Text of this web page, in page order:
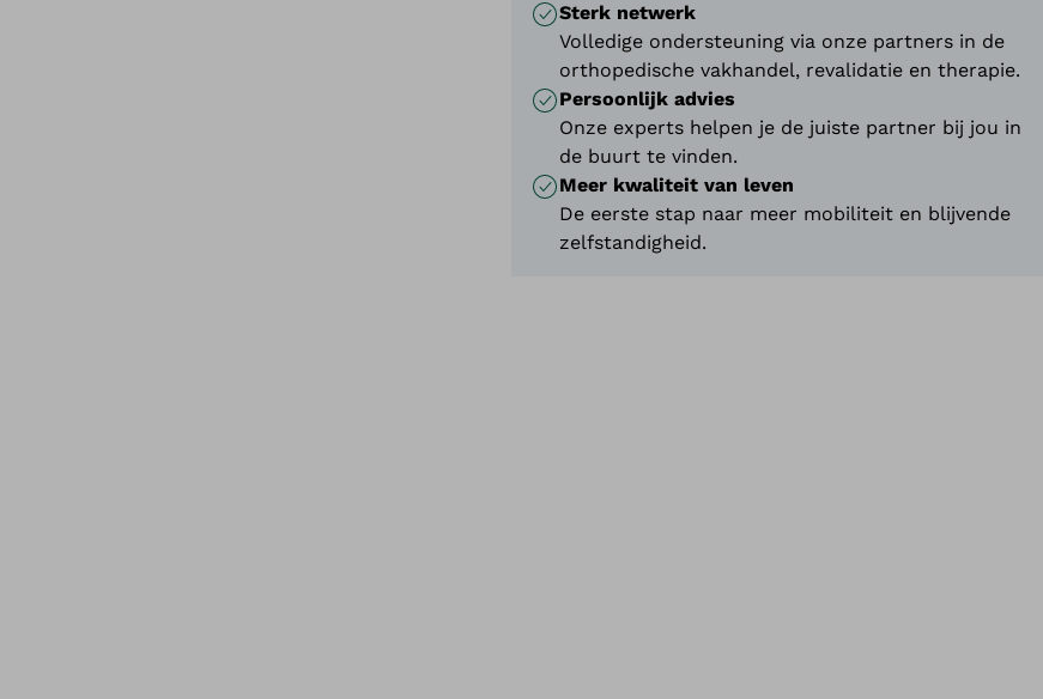
orthopeden, sportartsen, biomechanici,
therapeuten en orthopedisch instrumentmakers
ontwikkeld.
Sterk netwerk
Volledige ondersteuning via onze partners in de
orthopedische vakhandel, revalidatie en therapie.
Persoonlijk advies
Onze experts helpen je de juiste partner bij jou in
de buurt te vinden.
Meer kwaliteit van leven
De eerste stap naar meer mobiliteit en blijvende
zelfstandigheid.